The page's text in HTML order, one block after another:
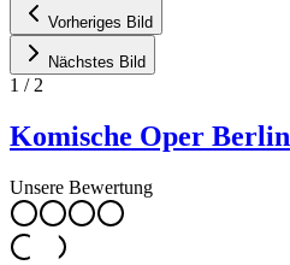
Vorheriges Bild
Nächstes Bild
1 / 2
Komische Oper Berlin
Unsere Bewertung